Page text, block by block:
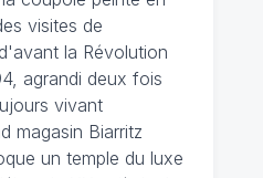
visites de
la Révolution
agrandi deux fois
vivant
magasin Biarritz
un temple du luxe